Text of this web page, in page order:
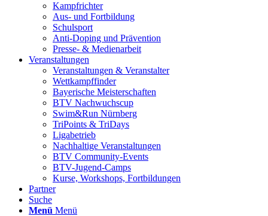
Kampfrichter
Aus- und Fortbildung
Schulsport
Anti-Doping und Prävention
Presse- & Medienarbeit
Veranstaltungen
Veranstaltungen & Veranstalter
Wettkampffinder
Bayerische Meisterschaften
BTV Nachwuchscup
Swim&Run Nürnberg
TriPoints & TriDays
Ligabetrieb
Nachhaltige Veranstaltungen
BTV Community-Events
BTV-Jugend-Camps
Kurse, Workshops, Fortbildungen
Partner
Suche
Menü Menü